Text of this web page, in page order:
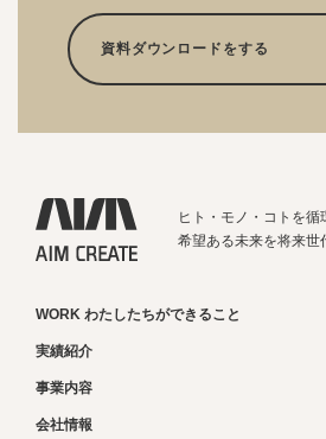
資料ダウンロードをする
ヒト・モノ・コトを循
希望ある未来を将来世
WORK わたしたちができること
実績紹介
事業内容
会社情報